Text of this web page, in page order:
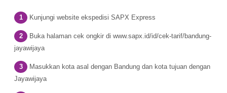
Kunjungi website ekspedisi SAPX Express
Buka halaman cek ongkir di www.sapx.id/id/cek-tarif/bandung-
jayawijaya
Masukkan kota asal dengan Bandung dan kota tujuan dengan
Jayawijaya